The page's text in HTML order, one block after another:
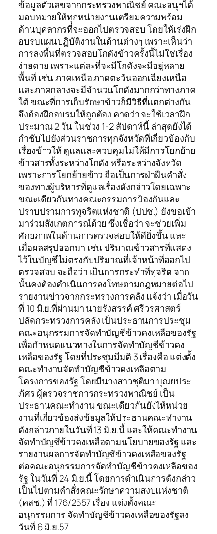
ข้อมูลตัวเลขจากกระทรวงพาณิชย์ คณะอนุฯได้
มอบหมายให้ทุกหน่วยงานเตรียมความพร้อม
ด้านบุคลากรที่จะออกไปตรวจสอบ โดยให้เร่งฝึก
อบรบแผนปฏิบัติงานในด้านต่างๆ เพราะเห็นว่า
การลงพื้นที่ตรวจสอบโกดังข้าวครั้งนี้ไม่ใช่เรื่อง
ง่ายดาย เพราะแต่ละที่จะมีโกดังจะมีอยู่หลาย
พื้นที่ เช่น ภาคเหนือ ภาคตะวันออกเฉียงเหนือ
และภาคกลางจะมีจำนวนโกดังมากกว่าทางภาค
ใต้ ขณะที่การเก็บรักษาข้าวก็มีวิธีที่แตกต่างกัน
จึงต้องฝึกอบรมให้ถูกต้อง คาดว่า จะใช้เวลาฝึก
ประมาณ 2 วัน ในช่วง 1-2 สัปดาห์นี้ ล่าสุดยังได้
กำชับไปยังส่วนราชการทุกจังหวัดที่เกี่ยวข้องกับ
เรื่องข้าวให้ ดูแลและควบคุมไม่ให้มีการโยกย้าย
ข้าวสารทั้งระหว่างโกดัง หรือระหว่างจังหวัด
เพราะการโยกย้ายข้าว ถือเป็นการฝ่าฝืนคำสั่ง
ของทางผู้บริหารที่ดูแลเรื่องดังกล่าวโดยเฉพาะ
ขณะเดียวกันทางคณะกรรมการป้องกันและ
ปราบปรามการทุจริตแห่งชาติ (ปปช.) ยังขอเข้า
มาร่วมสังเกตการณ์ด้วย ซึ่งเชื่อว่า จะช่วยเพิ่ม
ศักยภาพในด้านการตรวจสอบให้ดียิ่งขึ้น และ
เมื่อผลสรุปออกมา เช่น ปริมาณข้าวสารที่แสดง
ไว้ในบัญชีไม่ตรงกับปริมาณที่เจ้าหน้าที่ออกไป
ตรวจสอบ จะถือว่า เป็นการกระทำที่ทุจริต จาก
นั้นคงต้องดำเนินการลงโทษตามกฎหมายต่อไป
รายงานข่าวจากกระทรวงการคลัง แจ้งว่า เมื่อวัน
ที่ 10 มิ.ย.ที่ผ่านมา นายรังสรรค์ ศรีวรศาสตร์
ปลัดกระทรวงการคลัง เป็นประธานการประชุม
คณะอนุกรรมการจัดทำบัญชีข้าวคงเหลือของรัฐ
เพื่อกำหนดแนวทางในการจัดทำบัญชีข้าวคง
เหลือของรัฐ โดยที่ประชุมมีมติ 3 เรื่องคือ แต่งตั้ง
คณะทำงานจัดทำบัญชีข้าวคงเหลือตาม
โครงการของรัฐ โดยมีนางสาวชุติมา บุณยประ
ภัศร ผู้ตรวจราชการกระทรวงพาณิชย์ เป็น
ประธานคณะทำงาน ขณะเดียวกันยังให้หน่วย
งานที่เกี่ยวข้องส่งข้อมูลให้ประธานคณะทำงาน
ดังกล่าวภายในวันที่ 13 มิ.ย.นี้ และให้คณะทำงาน
จัดทำบัญชีข้าวคงเหลือตามนโยบายของรัฐ และ
รายงานผลการจัดทำบัญชีข้าวคงเหลือของรัฐ
ต่อคณะอนุกรรมการจัดทำบัญชีข้าวคงเหลือของ
รัฐ ในวันที่ 24 มิ.ย.นี้ โดยการดำเนินการดังกล่าว
เป็นไปตามคำสั่งคณะรักษาความสงบแห่งชาติ
(คสช.) ที่ 176/2557 เรื่อง แต่งตั้งคณะ
อนุกรรมการ จัดทำบัญชีข้าวคงเหลือของรัฐลง
วันที่ 6 มิ.ย.57